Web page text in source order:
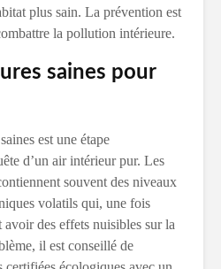
plus sain. La prévention est
la pollution intérieure.
saines pour
est une étape
d’un air intérieur pur. Les
souvent des niveaux
volatils qui, une fois
avoir des effets nuisibles sur la
il est conseillé de